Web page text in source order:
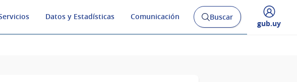
Datos y Estadísticas Comunicación
Abrir
buscador
Buscar
Desplegar
gub.uy